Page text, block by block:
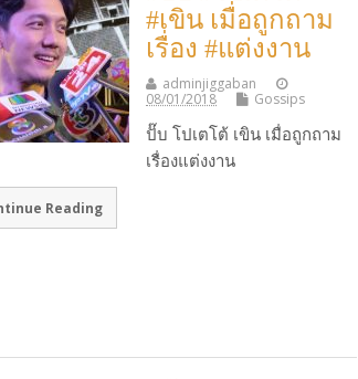
#เขิน เมื่อถูกถาม
เรื่อง #แต่งงาน
adminjiggaban
08/01/2018
Gossips
ปั๊บ โปเตโต้ เขิน เมื่อถูกถาม
เรื่องแต่งงาน
Reading